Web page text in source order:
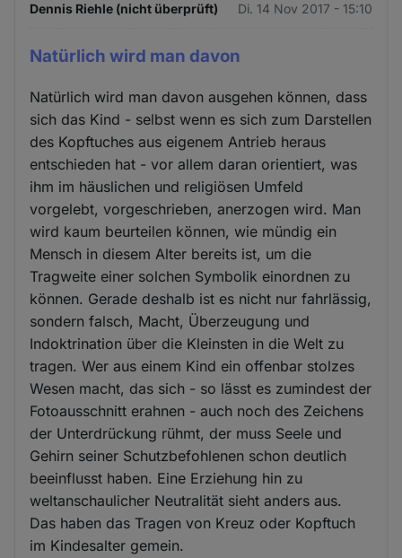
Dennis Riehle (nicht überprüft) Di. 14 Nov 2017 - 15:10
Natürlich wird man davon
Natürlich wird man davon ausgehen können, dass
sich das Kind - selbst wenn es sich zum Darstellen
des Kopftuches aus eigenem Antrieb heraus
entschieden hat - vor allem daran orientiert, was
ihm im häuslichen und religiösen Umfeld
vorgelebt, vorgeschrieben, anerzogen wird. Man
wird kaum beurteilen können, wie mündig ein
Mensch in diesem Alter bereits ist, um die
Tragweite einer solchen Symbolik einordnen zu
können. Gerade deshalb ist es nicht nur fahrlässig,
sondern falsch, Macht, Überzeugung und
Indoktrination über die Kleinsten in die Welt zu
tragen. Wer aus einem Kind ein offenbar stolzes
Wesen macht, das sich - so lässt es zumindest der
Fotoausschnitt erahnen - auch noch des Zeichens
der Unterdrückung rühmt, der muss Seele und
Gehirn seiner Schutzbefohlenen schon deutlich
beeinflusst haben. Eine Erziehung hin zu
weltanschaulicher Neutralität sieht anders aus.
Das haben das Tragen von Kreuz oder Kopftuch
im Kindesalter gemein.